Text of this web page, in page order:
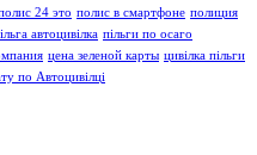
24 это полис в смартфоне полиция
автоцивілка пільги по осаго
цена зеленой карты цивілка пільги
по Автоцивілці